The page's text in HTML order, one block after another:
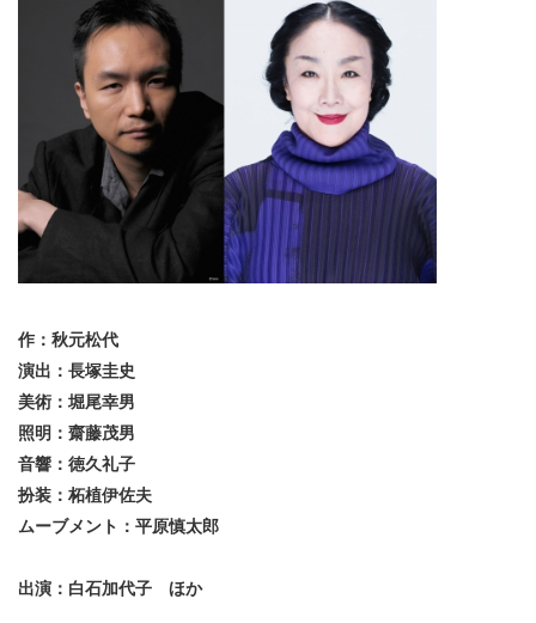
作：秋元松代
演出：長塚圭史
美術：堀尾幸男
照明：齋藤茂男
音響：徳久礼子
扮装：柘植伊佐夫
ムーブメント：平原慎太郎
出演：白石加代子 ほか